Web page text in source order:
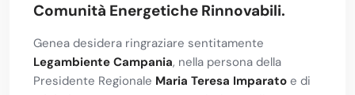
Comunità Energetiche Rinnovabili.
Genea desidera ringraziare sentitamente
Legambiente Campania, nella persona della
Presidente Regionale Maria Teresa Imparato e di